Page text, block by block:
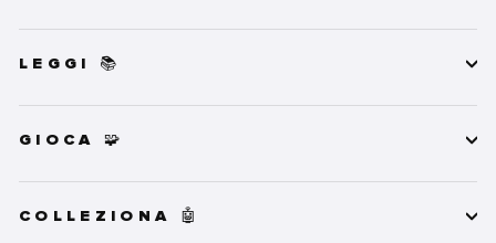
LEGGI 📚
GIOCA 🧩
COLLEZIONA 🤖